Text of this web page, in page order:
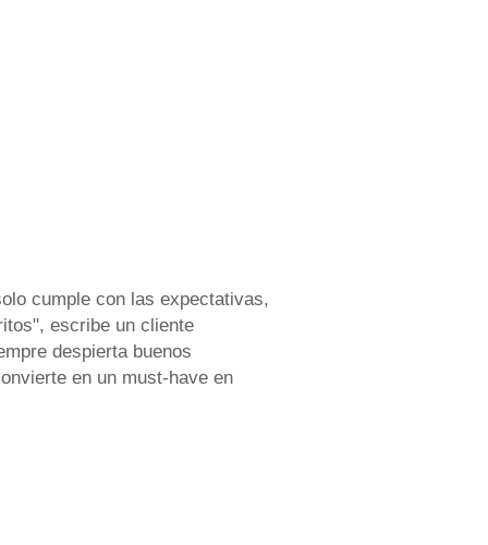
cumple con las expectativas,
escribe un cliente
despierta buenos
en un must-have en